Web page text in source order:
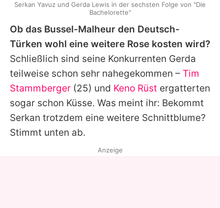
Ob das Bussel-Malheur den Deutsch-
Türken wohl eine weitere Rose kosten wird?
Schließlich sind seine Konkurrenten Gerda
teilweise schon sehr nahegekommen – Tim
Stammberger (25) und Keno Rüst ergatterten
sogar schon Küsse. Was meint ihr: Bekommt
Serkan trotzdem eine weitere Schnittblume?
Stimmt unten ab.
Serkan Yavuz und Gerda Lewis in der sechsten Folge von "Die
Bachelorette"
Anzeige